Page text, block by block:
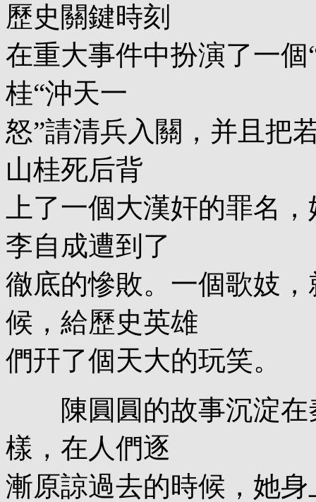
歷史關鍵時刻
在重大事件中扮演了一
桂“沖天一
怒”請清兵入關，并且把
山桂死后背
上了一個大漢奸的罪名
李自成遭到了
徹底的慘敗。一個歌妓
候，給歷史英雄
們幵了個天大的玩笑。
陳圓圓的故事沉淀在
樣，在人們逐
漸原諒過去的時候，她